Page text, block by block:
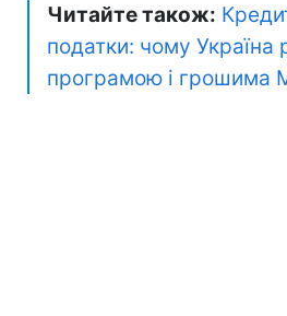
Читайте також:
податки: чому Україна
програмою і грошима